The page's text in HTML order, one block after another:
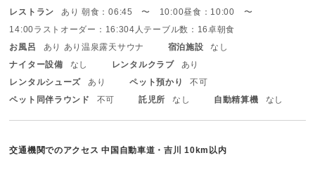
レストラン
あり 朝食：06:45 〜 10:00昼食：10:00 〜
14:00ラストオーダー：16:304人テーブル数：16卓朝食
お風呂
あり あり温泉露天サウナ 宿泊施設
なし
ナイター設備
なし レンタルクラブ
あり
レンタルシューズ
あり ペット預かり
不可
ペット同伴ラウンド
不可 託児所 なし 自動精算機 なし
交通機関でのアクセス中国自動車道・吉川 10km以内